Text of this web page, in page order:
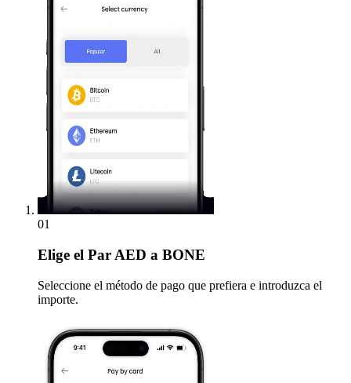
01
Elige el Par AED a BONE
Seleccione el método de pago que prefiera e introduzca el
importe.